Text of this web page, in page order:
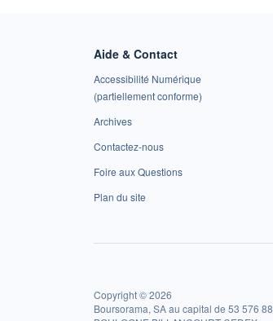
Aide & Contact
Accessibilité Numérique
(partiellement conforme)
Archives
Contactez-nous
Foire aux Questions
Plan du site
Copyright © 2026
Boursorama, SA au capital de 53 576